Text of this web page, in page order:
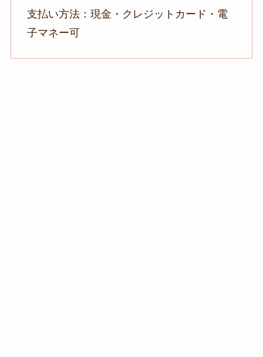
支払い方法：現金・クレジットカード・電
子マネー可